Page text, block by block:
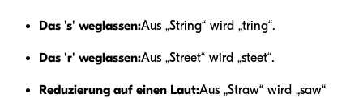
Das 's' weglassen:Aus „String“ wird „tring“.
Das 'r' weglassen:Aus „Street“ wird „steet“.
Reduzierung auf einen Laut:Aus „Straw“ wird „saw“